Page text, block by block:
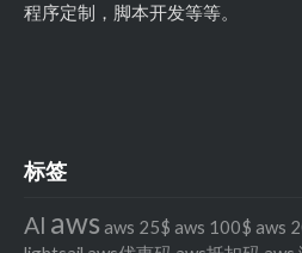
程序定制，脚本开发等等。
标签
AI aws aws 25$ aws 100$ aws